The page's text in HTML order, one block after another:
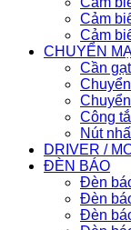
Cảm
Cảm
CHUYỂN
Cần
Công
Nút
DRIVER /
ĐÈN BÁO
Đèn
Đèn
Đèn